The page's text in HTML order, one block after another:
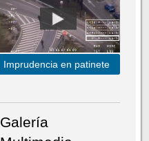
Imprudencia en patinete
Galería